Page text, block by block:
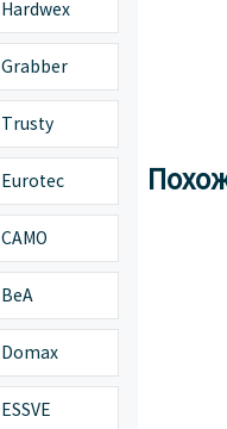
Hardwex
Grabber
Trusty
Eurotec
CAMO
BeA
Domax
ESSVE